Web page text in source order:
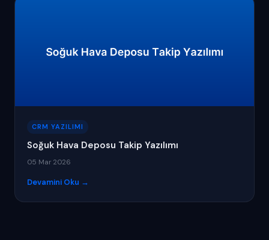
CRM YAZILIMI
Soğuk Hava Deposu Takip Yazılımı
05 Mar 2026
Devamini Oku →